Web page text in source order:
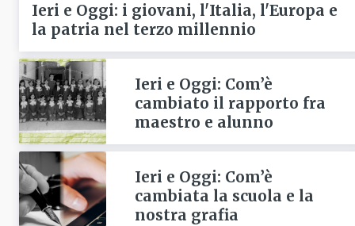
Ieri e Oggi: i giovani, l'Italia, l'Europa e
la patria nel terzo millennio
Ieri e Oggi: Com’è
cambiato il rapporto fra
maestro e alunno
Ieri e Oggi: Com’è
cambiata la scuola e la
nostra grafia